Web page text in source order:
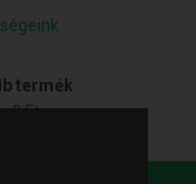
termék
0 Ft